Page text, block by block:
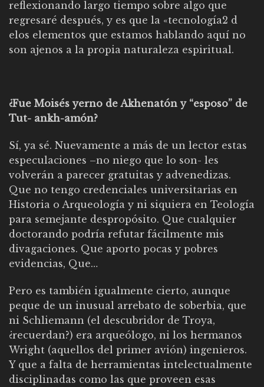
reflexionando largo tiempo sobre algo que
regresaré después, y es que la «tecnología2 d
elos elementos que estamos hablando aquí no
son ajenos a la propia naturaleza espiritual.
¿Fue Moisés yerno de Akhenatón y “esposo” de
Tut- ankh-amón?
Sí, ya sé. Nuevamente a más de un lector estas
especulaciones –no niego que lo son- les
volverán a parecer gratuitas y advenedizas.
Que no tengo credenciales universitarias en
Historia o Arqueología y ni siquiera en Teología
para semejante despropósito. Que cualquier
doctorando podría refutar fácilmente mis
divagaciones. Que aporto pocas y pobres
evidencias, Que…
Pero es también igualmente cierto, aunque
peque de un inusual arrebato de soberbia, que
ni Schliemann (el descubridor de Troya,
¿recuerdan?) era arqueólogo, ni los hermanos
Wright (aquellos del primer avión) ingenieros.
Y que a falta de herramientas intelectualmente
disciplinadas como las que proveen esas